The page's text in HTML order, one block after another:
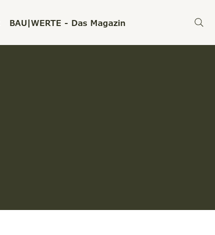
BAU|WERTE - Das Magazin